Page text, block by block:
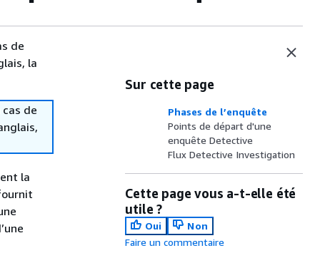
de
la
de
la
Sur cette page
Phases de l’enquête
Points de départ d'une
enquête Detective
Flux Detective Investigation
Cette page vous a-t-elle été
utile ?
Oui
Non
Faire un commentaire